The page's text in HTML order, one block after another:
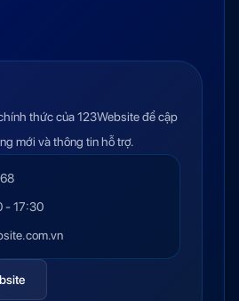
thức của 123Website để cập
mới và thông tin hỗ trợ.
- 17:30